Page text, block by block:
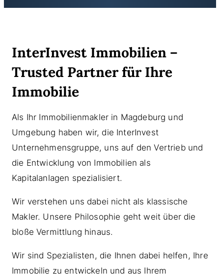
InterInvest Immobilien –
Trusted Partner für Ihre
Immobilie
Als Ihr Immobilienmakler in Magdeburg und
Umgebung haben wir, die InterInvest
Unternehmensgruppe, uns auf den Vertrieb und
die Entwicklung von Immobilien als
Kapitalanlagen spezialisiert.
Wir verstehen uns dabei nicht als klassische
Makler. Unsere Philosophie geht weit über die
bloße Vermittlung hinaus.
Wir sind Spezialisten, die Ihnen dabei helfen, Ihre
Immobilie zu entwickeln und aus Ihrem